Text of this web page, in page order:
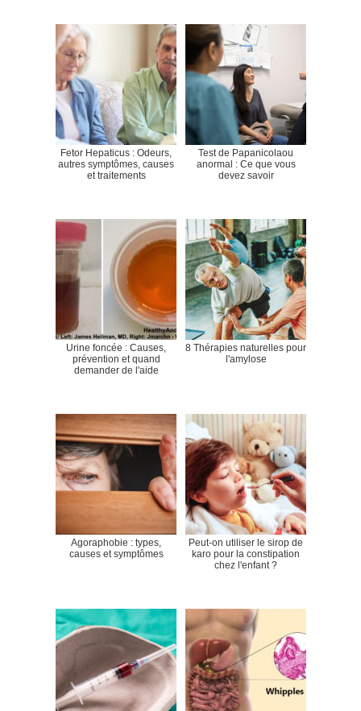
Fetor Hepaticus : Odeurs,
autres symptômes, causes
et traitements
Test de Papanicolaou
anormal : Ce que vous
devez savoir
Urine foncée : Causes,
prévention et quand
demander de l'aide
8 Thérapies naturelles pour
l'amylose
Agoraphobie : types,
causes et symptômes
Peut-on utiliser le sirop de
karo pour la constipation
chez l'enfant ?